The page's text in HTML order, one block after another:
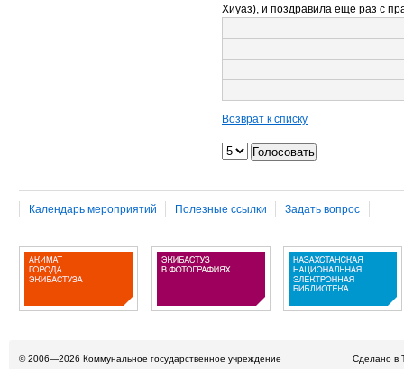
Хиуаз), и поздравила еще раз с
Возврат к списку
Календарь мероприятий Полезные ссылки Задать вопрос
© 2006—2026 Коммунальное государственное учреждение
Сделано в